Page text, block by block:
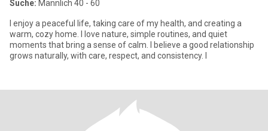
Suche: Männlich 40 - 60
I enjoy a peaceful life, taking care of my health, and creating a
warm, cozy home. I love nature, simple routines, and quiet
moments that bring a sense of calm. I believe a good relationship
grows naturally, with care, respect, and consistency. I